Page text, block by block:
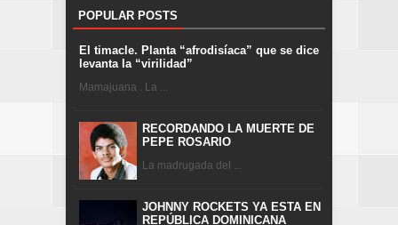
POPULAR POSTS
El timacle. Planta “afrodisíaca” que se dice
levanta la “virilidad”
Mamajuana . La ...
RECORDANDO LA MUERTE DE
PEPE ROSARIO
La madrugada del ...
JOHNNY ROCKETS YA ESTA EN
REPÚBLICA DOMINICANA